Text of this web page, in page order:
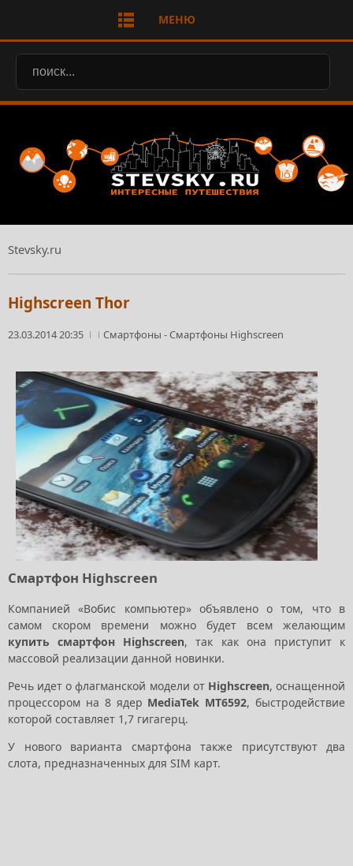
МЕНЮ
Stevsky.ru
Highscreen Thor
23.03.2014 20:35 Смартфоны -Смартфоны Highscreen
Смартфон Highscreen
Компанией «Вобис компьютер» объявлено о том, что в
самом скором времени можно будет всем желающим
купить смартфон Highscreen, так как она приступит к
массовой реализации данной новинки.
Речь идет о флагманской модели от Highscreen, оснащенной
процессором на 8 ядер MediaTek MT6592, быстродействие
которой составляет 1,7 гигагерц.
У нового варианта смартфона также присутствуют два
слота, предназначенных для SIM карт.